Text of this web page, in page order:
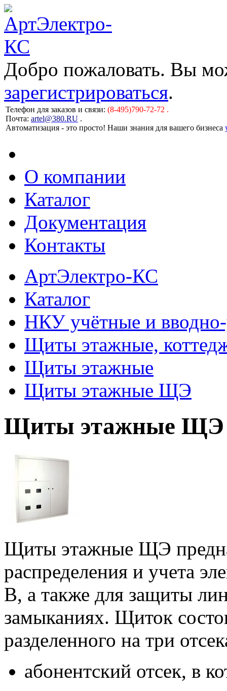
Добро пожаловать. Вы
зарегистрироваться.
Телефон для заказов и связи: (8-495)790-72-72 .
Почта: artel@380.RU .
Автоматизация - это просто! Наши знания для вашего бизнеса
О компании
Каталог
Документация
Контакты
АртЭлектро-КС
Каталог
НКУ учётные и
Щиты этажные,
Щиты этажные
Щиты этажные ЩЭ
Щиты этажные ЩЭ
Щиты этажные ЩЭ
распределения и учета
В, а также для защиты
замыканиях. Щиток
разделенного на три
абонентский отсек, в